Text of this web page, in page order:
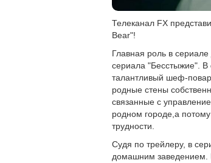
Телеканал FX
Bear"!
Главная роль в
сериала "Бесстыжие". В
талантливый шеф-
родные стены
связанные с
родном городе,а
трудности.
Судя по трейлеру, в
домашним заведением.